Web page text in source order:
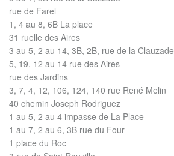
rue de Farel
1, 4 au 8, 6B La place
31 ruelle des Aires
3 au 5, 2 au 14, 3B, 2B, rue de la Clauzade
5, 19, 12 au 14 rue des Aires
rue des Jardins
3, 7, 4, 12, 106, 124, 140 rue René Melin
40 chemin Joseph Rodriguez
1 au 5, 2 au 4 impasse de La Place
1 au 7, 2 au 6, 3B rue du Four
1 place du Roc